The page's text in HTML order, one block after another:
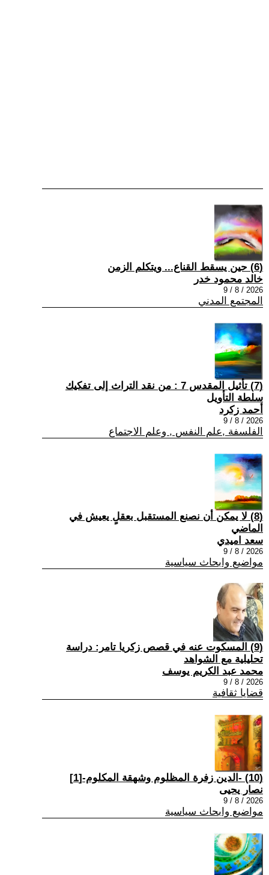
(6) حين يسقط القناع... ويتكلم الزمن
خالد محمود خدر
2026 / 8 / 9
المجتمع المدني
(7) تأثيل المقدس 7 : من نقد التراث إلى تفكيك
سلطة التأويل
أحمد زكرد
2026 / 8 / 9
الفلسفة ,علم النفس , وعلم الاجتماع
(8) لا يمكن أن نصنع المستقبل بعقلٍ يعيش في
الماضي
سعد اميدي
2026 / 8 / 9
مواضيع وابحاث سياسية
(9) المسكوت عنه في قصص زكريا تامر: دراسة
تحليلية مع الشواهد
محمد عبد الكريم يوسف
2026 / 8 / 9
قضايا ثقافية
(10) -الدين زفرة المظلوم وشهقة المكلوم-[1]
نصار يحيى
2026 / 8 / 9
مواضيع وابحاث سياسية